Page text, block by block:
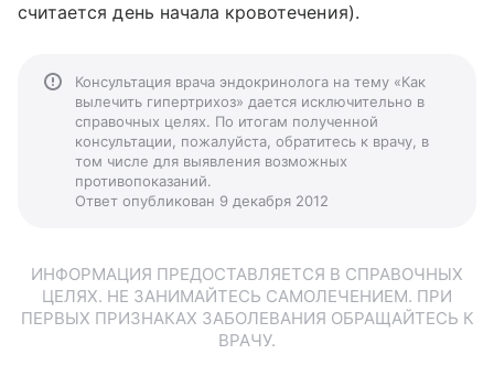
считается день начала кровотечения).
Консультация врача эндокринолога на тему «Как
вылечить гипертрихоз» дается исключительно в
справочных целях. По итогам полученной
консультации, пожалуйста, обратитесь к врачу, в
том числе для выявления возможных
противопоказаний.
Ответ опубликован 9 декабря 2012
ИНФОРМАЦИЯ ПРЕДОСТАВЛЯЕТСЯ В СПРАВОЧНЫХ
ЦЕЛЯХ. НЕ ЗАНИМАЙТЕСЬ САМОЛЕЧЕНИЕМ. ПРИ
ПЕРВЫХ ПРИЗНАКАХ ЗАБОЛЕВАНИЯ ОБРАЩАЙТЕСЬ К
ВРАЧУ.